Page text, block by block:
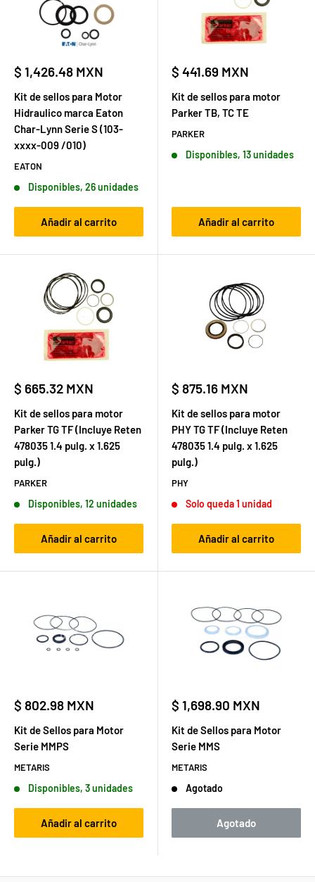
Precio
venta
$ 1,426.48 MXN
Kit de sellos para Motor
Hidraulico marca Eaton
Char-Lynn Serie S (103-
xxxx-009 /010)
EATON
Disponibles, 26 unidades
Añadir al carrito
Precio
venta
$ 441.69 MXN
Kit de sellos para motor
Parker TB, TC TE
PARKER
Disponibles, 13 unidades
Añadir al carrito
Precio
venta
$ 665.32 MXN
Kit de sellos para motor
Parker TG TF (Incluye Reten
478035 1.4 pulg. x 1.625
pulg.)
PARKER
Disponibles, 12 unidades
Añadir al carrito
Precio
venta
$ 875.16 MXN
Kit de sellos para motor
PHY TG TF (Incluye Reten
478035 1.4 pulg. x 1.625
pulg.)
PHY
Solo queda 1 unidad
Añadir al carrito
Precio
venta
$ 802.98 MXN
Kit de Sellos para Motor
Serie MMPS
METARIS
Disponibles, 3 unidades
Añadir al carrito
Precio
venta
$ 1,698.90 MXN
Kit de Sellos para Motor
Serie MMS
METARIS
Agotado
Agotado